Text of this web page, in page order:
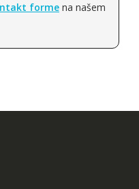
forme na našem